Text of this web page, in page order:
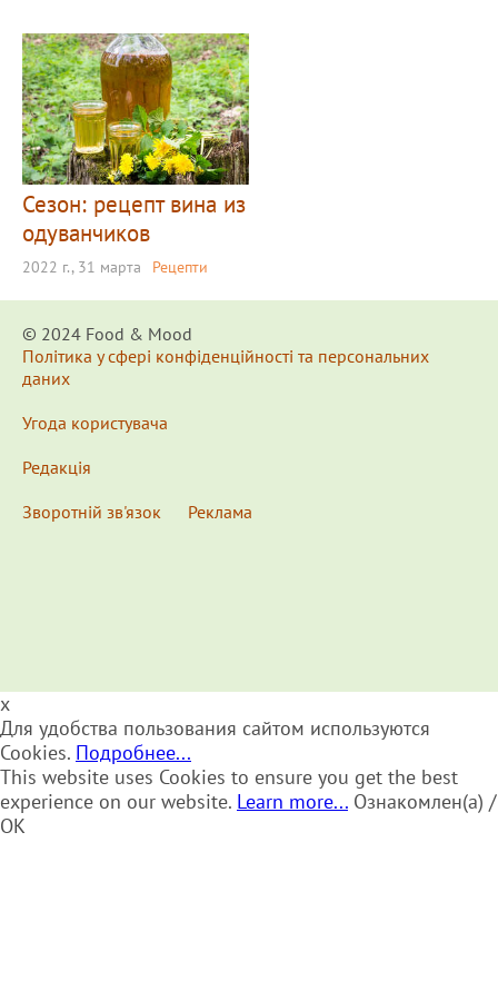
Сезон: рецепт вина из
одуванчиков
2022 г., 31 марта Рецепти
© 2024 Food & Мood
Політика у сфері конфіденційності та персональних
даних
Угода користувача
Редакція
Зворотній зв'язок
Реклама
x
Для удобства пользования сайтом используются
Cookies. Подробнее...
This website uses Cookies to ensure you get the best
experience on our website. Learn more... Ознакомлен(а) /
OK